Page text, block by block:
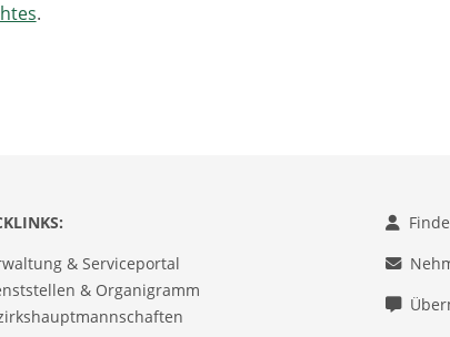
.
& Serviceportal
& Organigramm